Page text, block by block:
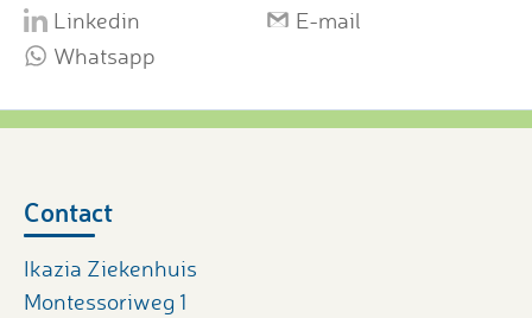
Linkedin
E-mail
Whatsapp
Contact
Ikazia Ziekenhuis
Montessoriweg 1